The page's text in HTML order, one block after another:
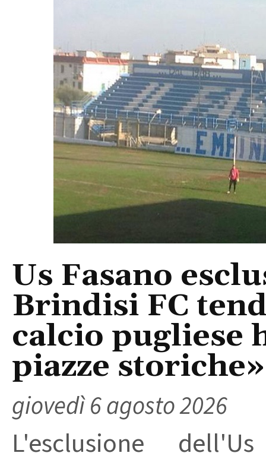
Us Fasano
Brindisi FC
calcio pugliese
piazze storiche»
giovedì 6 agosto 2026
L'esclusione